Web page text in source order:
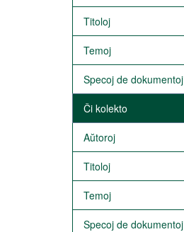
Titoloj
Temoj
Specoj de dokumentoj
Ĉi kolekto
Aŭtoroj
Titoloj
Temoj
Specoj de dokumentoj